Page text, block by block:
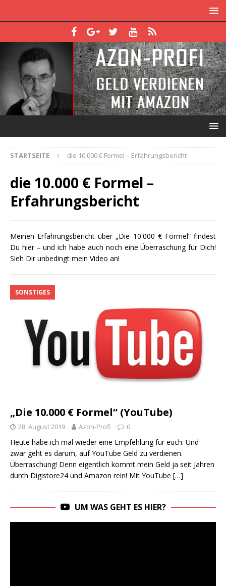
STARTSEITE die 10.000 € Formel – Erfahrungsbericht
die 10.000 € Formel –
Erfahrungsbericht
Meinen Erfahrungsbericht über „Die 10.000 € Formel“ findest
Du hier – und ich habe auch noch eine Überraschung für Dich!
Sieh Dir unbedingt mein Video an!
SONSTIGES
„Die 10.000 € Formel“ (YouTube)
28. August 2019 Azon-Profi 0
Heute habe ich mal wieder eine Empfehlung für euch: Und
zwar geht es darum, auf YouTube Geld zu verdienen.
Überraschung! Denn eigentlich kommt mein Geld ja seit Jahren
durch Digistore24 und Amazon rein! Mit YouTube […]
UM WAS GEHT ES HIER?